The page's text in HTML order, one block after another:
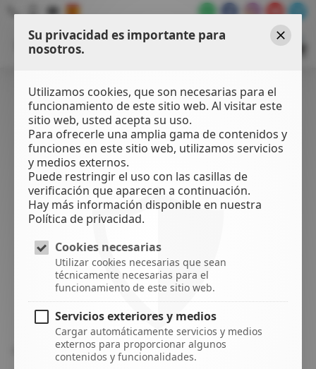
WATER
SPORTS
KITESURF COMETAS
Cerrar
Su privacidad es importante para
nosotros.
Utilizamos cookies, que son necesarias para el
funcionamiento de este sitio web. Al visitar este
sitio web, usted acepta su uso.
Para ofrecerle una amplia gama de contenidos y
funciones en este sitio web, utilizamos servicios
y medios externos.
Puede restringir el uso con las casillas de
verificación que aparecen a continuación.
Hay más información disponible en nuestra
Política de privacidad.
Cookies necesarias
Utilizar cookies necesarias que sean
técnicamente necesarias para el
funcionamiento de este sitio web.
Servicios exteriores y medios
Cargar automáticamente servicios y medios
externos para proporcionar algunos
contenidos y funcionalidades.